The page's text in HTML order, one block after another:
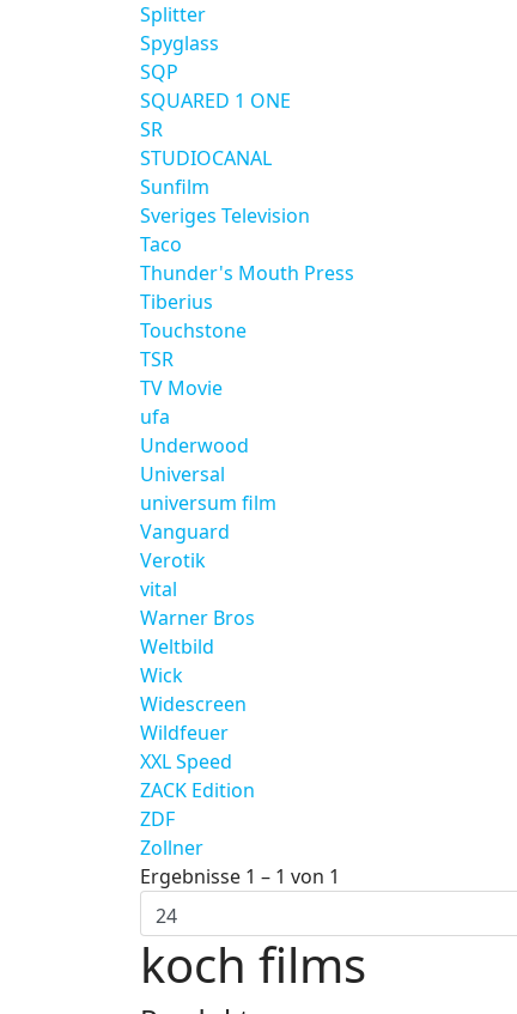
Splitter
Spyglass
SQP
SQUARED 1 ONE
SR
STUDIOCANAL
Sunfilm
Sveriges Television
Taco
Thunder's Mouth Press
Tiberius
Touchstone
TSR
TV Movie
ufa
Underwood
Universal
universum film
Vanguard
Verotik
vital
Warner Bros
Weltbild
Wick
Widescreen
Wildfeuer
XXL Speed
ZACK Edition
ZDF
Zollner
Ergebnisse 1 – 1 von 1
koch films